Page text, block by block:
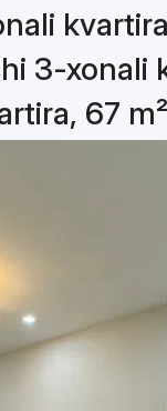
3-xonali
67 m²